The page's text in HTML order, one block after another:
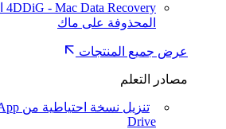
4DDiG - Mac Data Recovery
المحذوفة على ماك
عرض جميع المنتجات
مصادر التعلم
Drive